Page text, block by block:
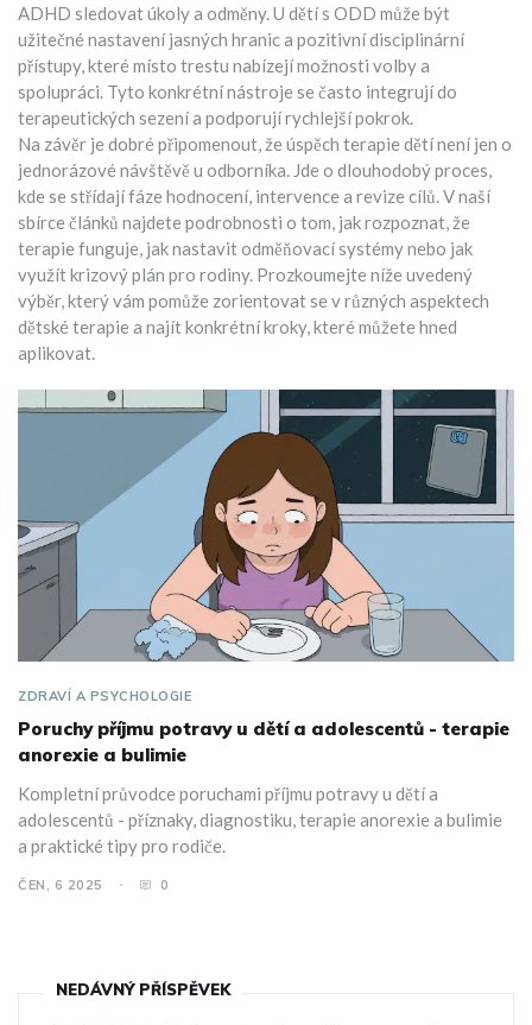
ADHD sledovat úkoly a odměny. U dětí s ODD může být
užitečné nastavení jasných hranic a pozitivní disciplinární
přístupy, které místo trestu nabízejí možnosti volby a
spolupráci. Tyto konkrétní nástroje se často integrují do
terapeutických sezení a podporují rychlejší pokrok.
Na závěr je dobré připomenout, že úspěch terapie dětí není jen o
jednorázové návštěvě u odborníka. Jde o dlouhodobý proces,
kde se střídají fáze hodnocení, intervence a revize cílů. V naší
sbírce článků najdete podrobnosti o tom, jak rozpoznat, že
terapie funguje, jak nastavit odměňovací systémy nebo jak
využít krizový plán pro rodiny. Prozkoumejte níže uvedený
výběr, který vám pomůže zorientovat se v různých aspektech
dětské terapie a najít konkrétní kroky, které můžete hned
aplikovat.
ZDRAVÍ A PSYCHOLOGIE
Poruchy příjmu potravy u dětí a adolescentů - terapie
anorexie a bulimie
Kompletní průvodce poruchami příjmu potravy u dětí a
adolescentů - příznaky, diagnostiku, terapie anorexie a bulimie
a praktické tipy pro rodiče.
ČEN, 6 2025 0
NEDÁVNÝ PŘÍSPĚVEK